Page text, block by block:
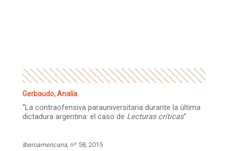
Gerbaudo, Analía
“La contraofensiva parauniversitaria durante la última
dictadura argentina: el caso de Lecturas críticas“
Iberoamericana , nº 58, 2015